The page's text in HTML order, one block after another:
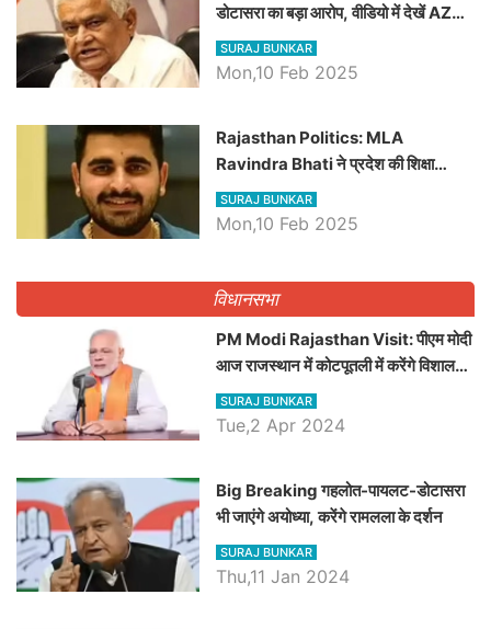
डोटासरा का बड़ा आरोप, वीडियो में देखें AZ
बड़ी खबरें
SURAJ BUNKAR
Mon,10 Feb 2025
Rajasthan Politics: MLA
Ravindra Bhati ने प्रदेश की शिक्षा
व्यवस्था पर उठाए सवाल, Madan
Dilawar पर हमला करते हुए गिनवाये खाली
SURAJ BUNKAR
Mon,10 Feb 2025
विधानसभा
PM Modi Rajasthan Visit: पीएम मोदी
आज राजस्थान में कोटपूतली में करेंगे विशाल
रैली, एक सभा से 8 सीटों पर साधेगें निशाना
SURAJ BUNKAR
Tue,2 Apr 2024
Big Breaking गहलोत-पायलट-डोटासरा
भी जाएंगे अयोध्या, करेंगे रामलला के दर्शन
SURAJ BUNKAR
Thu,11 Jan 2024